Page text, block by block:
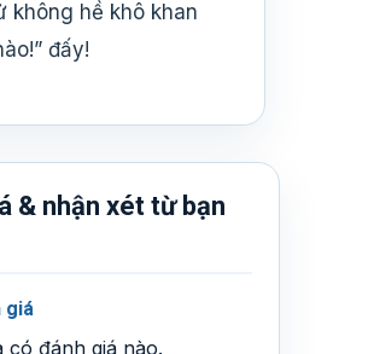
không hề khô khan
đấy!
& nhận xét từ bạn
giá
có đánh giá nào.